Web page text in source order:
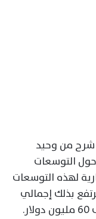
شرح من وحيد
التوسعات
لهذه التوسعات
دولار، لترتفع بذلك إجمالي